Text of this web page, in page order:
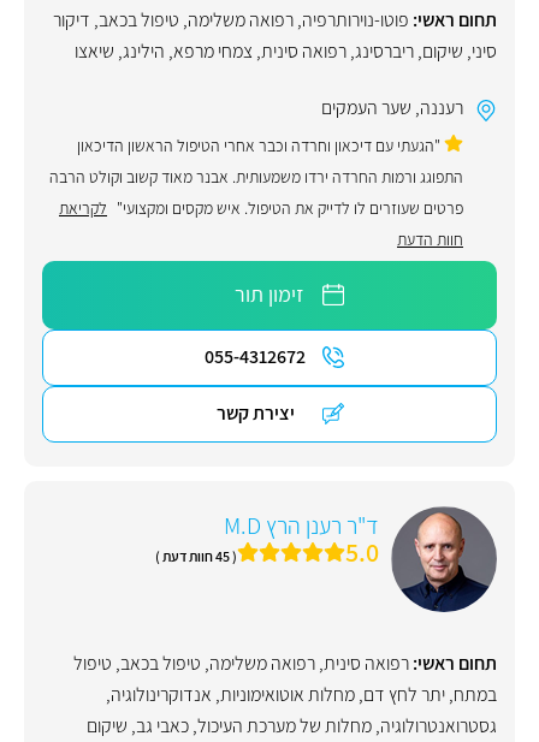
תחום ראשי: פוטו-נוירותרפיה,רפואה משלימה, טיפול בכאב, דיקור
סיני, שיקום,ריברסינג,רפואה סינית, צמחי מרפא, הילינג, שיאצו
רעננה, שער העמקים
"הגעתי עם דיכאון וחרדה וכבר אחרי הטיפול הראשון הדיכאון
התפוגג ורמות החרדה ירדו משמעותית. אבנר מאוד קשוב וקולט הרבה
פרטים שעוזרים לו לדייק את הטיפול. איש מקסים ומקצועי" לקריאת
חוות הדעת
זימון תור
055-4312672
יצירת קשר
ד"ר רענן הרץ M.D
5.0 ( 45 חוות דעת )
תחום ראשי:רפואה סינית,רפואה משלימה, טיפול בכאב, טיפול
במתח,יתר לחץ דם,מחלות אוטואימוניות, אנדוקרינולוגיה,
גסטרואנטרולוגיה,מחלות של מערכת העיכול,כאבי גב, שיקום